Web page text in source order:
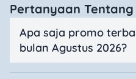
Pertanyaan
Apa saja promo
bulan Agustus 2026?